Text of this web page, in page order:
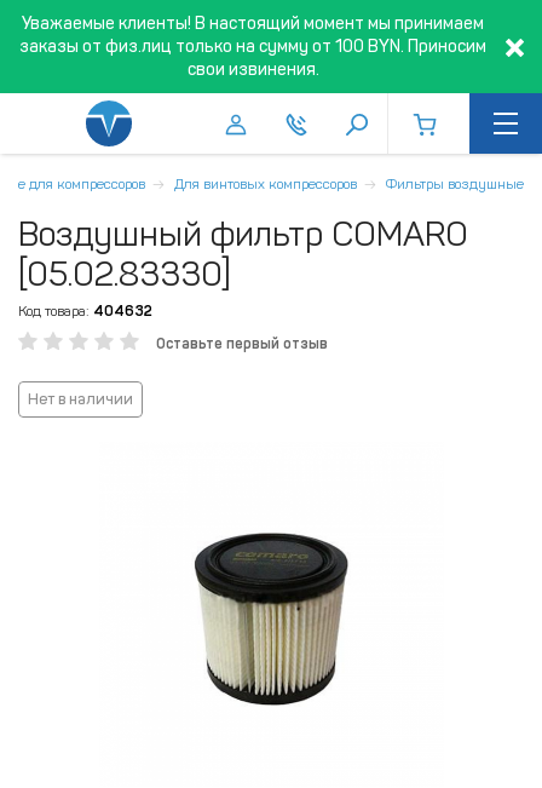
Уважаемые клиенты! В настоящий момент мы принимаем
заказы от физ.лиц только на сумму от 100 BYN. Приносим
свои извинения.
для компрессоров Для винтовых компрессоров Фильтры воздушные
Воздушный фильтр COMARO
[05.02.83330]
Код товара: 404632
Оставьте первый отзыв
Нет в наличии